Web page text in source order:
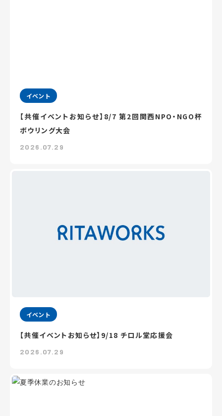
イベント
【共催イベントお知らせ】8/7 第2回関西NPO・NGO杯
ボウリング大会
2026.07.29
イベント
【共催イベントお知らせ】9/18 チロル堂応援会
2026.07.29